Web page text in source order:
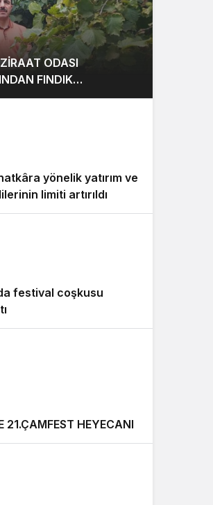
ODASI
FINDIK
AĞUSTOS AYI İÇİN
yönelik yatırım ve
limiti artırıldı
festival coşkusu
21.ÇAMFEST HEYECANI